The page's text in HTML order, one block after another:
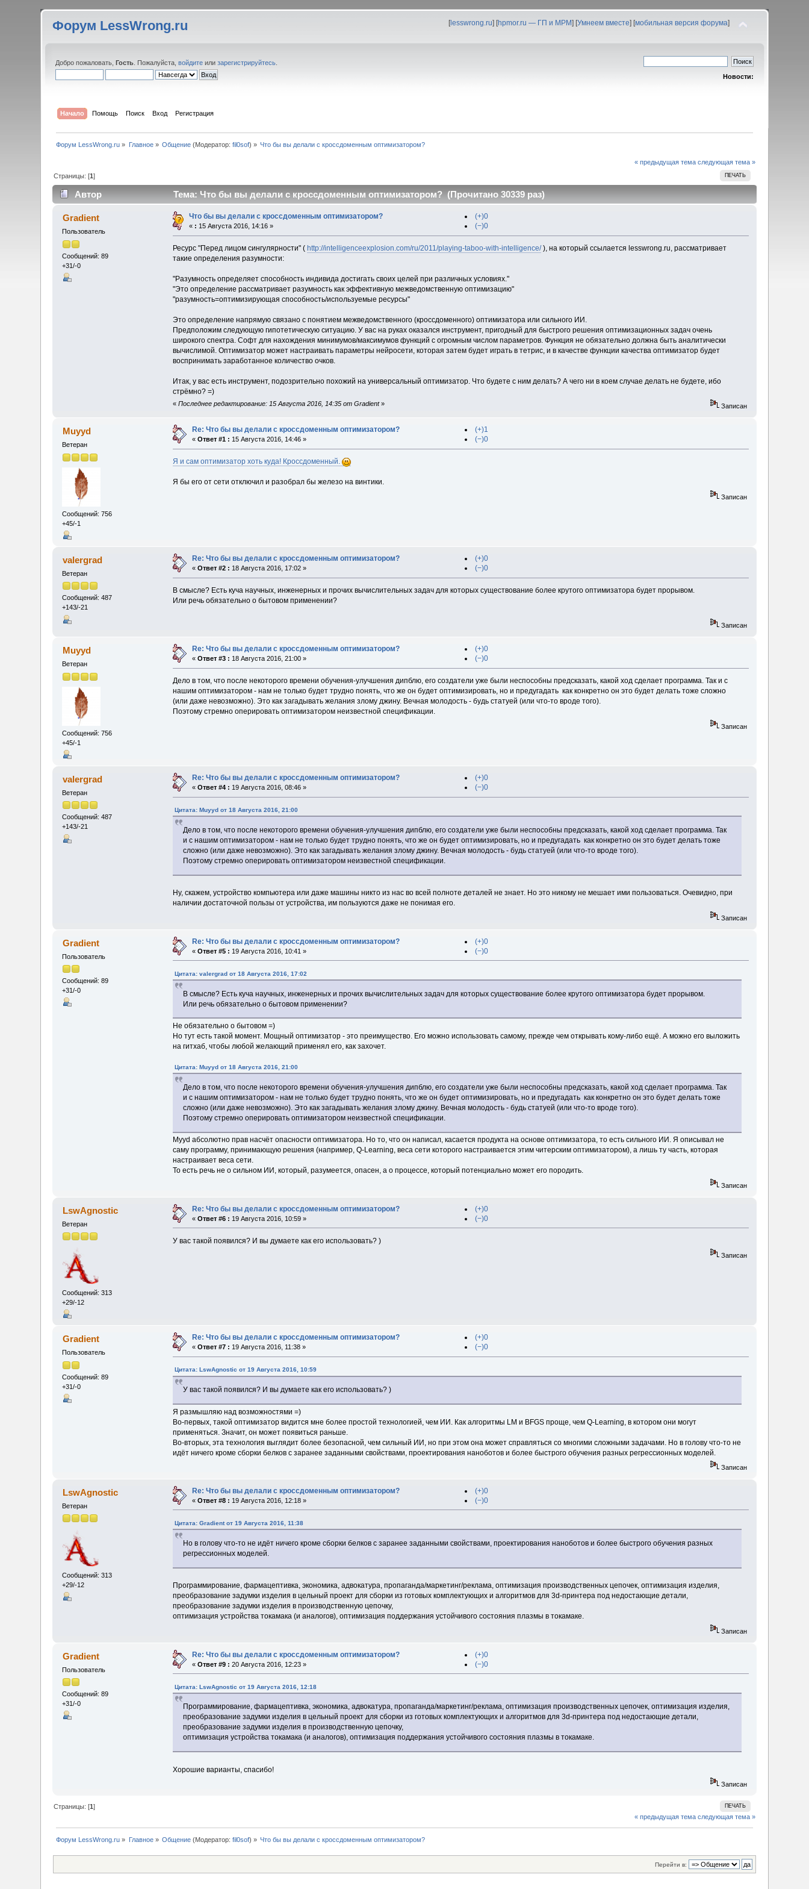
Форум LessWrong.ru [lesswrong.ru] [hpmor.ru — ГП и МРМ] [Умнеем вместе] [мобильная версия форума]
Добро пожаловать,Гость . Пожалуйста,войдите илизарегистрируйтесь
Новости:
Начало Помощь Поиск Вход Регистрация
Форум LessWrong.ru » Главное» Общение (Модератор:fil0sof) » Что бы вы делали с кроссдоменным оптимизатором?
« предыдущая тема следующая тема »
ПЕЧАТЬ
Страницы: [1]
Автор Тема: Что бы вы делали с кроссдоменным оптимизатором? (Прочитано 30339 раз)
Gradient
Пользователь
Сообщений: 89
+31/-0
Что бы вы делали с кроссдоменным оптимизатором?
« : 15 Августа 2016, 14:16 »
(+)0
(−)0
Ресурс "Перед лицом сингулярности" ( http://intelligenceexplosion.com/ru/2011/playing-taboo-with-intelligence/), на который ссылается lesswrong.ru, рассматривает
такие определения разумности:
"Разумность определяет способность индивида достигать своих целей при различных условиях."
"Это определение рассматривает разумность как эффективную межведомственную оптимизацию"
"разумность=оптимизирующая способность/используемые ресурсы"
Это определение напрямую связано с понятием межведомственного (кроссдоменного) оптимизатора или сильного ИИ.
Предположим следующую гипотетическую ситуацию. У вас на руках оказался инструмент, пригодный для быстрого решения оптимизационных задач очень
широкого спектра. Софт для нахождения минимумов/максимумов функций с огромным числом параметров. Функция не обязательно должна быть аналитически
вычислимой. Оптимизатор может настраивать параметры нейросети, которая затем будет играть в тетрис, и в качестве функции качества оптимизатор будет
воспринимать заработанное количество очков.
Итак, у вас есть инструмент, подозрительно похожий на универсальный оптимизатор. Что будете с ним делать? А чего ни в коем случае делать не будете, ибо
стрёмно? =)
« Последнее редактирование: 15 Августа 2016, 14:35 от Gradient» Записан
Muyyd
Ветеран
Сообщений: 756
+45/-1
Re: Что бы вы делали с кроссдоменным оптимизатором?
«Ответ #1 : 15 Августа 2016, 14:46 »
(+)1
(−)0
Я и сам оптимизатор хоть куда! Кроссдоменный.
Я бы его от сети отключил и разобрал бы железо на винтики.
Записан
valergrad
Ветеран
Сообщений: 487
+143/-21
Re: Что бы вы делали с кроссдоменным оптимизатором?
«Ответ #2 : 18 Августа 2016, 17:02 »
(+)0
(−)0
В смысле? Есть куча научных, инженерных и прочих вычислительных задач для которых существование более крутого оптимизатора будет прорывом.
Или речь обязательно о бытовом применении?
Записан
Muyyd
Ветеран
Сообщений: 756
+45/-1
Re: Что бы вы делали с кроссдоменным оптимизатором?
«Ответ #3 : 18 Августа 2016, 21:00 »
(+)0
(−)0
Дело в том, что после некоторого времени обучения-улучшения дипблю, его создатели уже были неспособны предсказать, какой ход сделает программа. Так и с
нашим оптимизатором - нам не только будет трудно понять, что же он будет оптимизировать, но и предугадать как конкретно он это будет делать тоже сложно
(или даже невозможно). Это как загадывать желания злому джину. Вечная молодость - будь статуей (или что-то вроде того).
Поэтому стремно оперировать оптимизатором неизвестной спецификации.
Записан
valergrad
Ветеран
Сообщений: 487
+143/-21
Re: Что бы вы делали с кроссдоменным оптимизатором?
«Ответ #4 : 19 Августа 2016, 08:46 »
(+)0
(−)0
Цитата: Muyyd от 18 Августа 2016, 21:00
Дело в том, что после некоторого времени обучения-улучшения дипблю, его создатели уже были неспособны предсказать, какой ход сделает программа. Так
и с нашим оптимизатором - нам не только будет трудно понять, что же он будет оптимизировать, но и предугадать как конкретно он это будет делать тоже
сложно (или даже невозможно). Это как загадывать желания злому джину. Вечная молодость - будь статуей (или что-то вроде того).
Поэтому стремно оперировать оптимизатором неизвестной спецификации.
Ну, скажем, устройство компьютера или даже машины никто из нас во всей полноте деталей не знает. Но это никому не мешает ими пользоваться. Очевидно, при
наличии достаточной пользы от устройства, им пользуются даже не понимая его.
Записан
Gradient
Пользователь
Сообщений: 89
+31/-0
Re: Что бы вы делали с кроссдоменным оптимизатором?
«Ответ #5 : 19 Августа 2016, 10:41 »
(+)0
(−)0
Цитата: valergrad от 18 Августа 2016, 17:02
В смысле? Есть куча научных, инженерных и прочих вычислительных задач для которых существование более крутого оптимизатора будет прорывом.
Или речь обязательно о бытовом применении?
Не обязательно о бытовом =)
Но тут есть такой момент. Мощный оптимизатор - это преимущество. Его можно использовать самому, прежде чем открывать кому-либо ещё. А можно его выложить
на гитхаб, чтобы любой желающий применял его, как захочет.
Цитата: Muyyd от 18 Августа 2016, 21:00
Дело в том, что после некоторого времени обучения-улучшения дипблю, его создатели уже были неспособны предсказать, какой ход сделает программа. Так
и с нашим оптимизатором - нам не только будет трудно понять, что же он будет оптимизировать, но и предугадать как конкретно он это будет делать тоже
сложно (или даже невозможно). Это как загадывать желания злому джину. Вечная молодость - будь статуей (или что-то вроде того).
Поэтому стремно оперировать оптимизатором неизвестной спецификации.
Myyd абсолютно прав насчёт опасности оптимизатора. Но то, что он написал, касается продукта на основе оптимизатора, то есть сильного ИИ. Я описывал не
саму программу, принимающую решения (например, Q-Learning, веса сети которого настраивается этим читерским оптимизатором), а лишь ту часть, которая
настраивает веса сети.
То есть речь не о сильном ИИ, который, разумеется, опасен, а о процессе, который потенциально может его породить.
Записан
LswAgnostic
Ветеран
Сообщений: 313
+29/-12
Re: Что бы вы делали с кроссдоменным оптимизатором?
«Ответ #6 : 19 Августа 2016, 10:59 »
(+)0
(−)0
У вас такой появился? И вы думаете как его использовать? )
Записан
Gradient
Пользователь
Сообщений: 89
+31/-0
Re: Что бы вы делали с кроссдоменным оптимизатором?
«Ответ #7 : 19 Августа 2016, 11:38 »
(+)0
(−)0
Цитата: LswAgnostic от 19 Августа 2016, 10:59
У вас такой появился? И вы думаете как его использовать? )
Я размышляю над возможностями =)
Во-первых, такой оптимизатор видится мне более простой технологией, чем ИИ. Как алгоритмы LM и BFGS проще, чем Q-Learning, в котором они могут
применяться. Значит, он может появиться раньше.
Во-вторых, эта технология выглядит более безопасной, чем сильный ИИ, но при этом она может справляться со многими сложными задачами. Но в голову что-то не
идёт ничего кроме сборки белков с заранее заданными свойствами, проектирования наноботов и более быстрого обучения разных регрессионных моделей.
Записан
LswAgnostic
Ветеран
Сообщений: 313
+29/-12
Re: Что бы вы делали с кроссдоменным оптимизатором?
«Ответ #8 : 19 Августа 2016, 12:18 »
(+)0
(−)0
Цитата: Gradient от 19 Августа 2016, 11:38
Но в голову что-то не идёт ничего кроме сборки белков с заранее заданными свойствами, проектирования наноботов и более быстрого обучения разных
регрессионных моделей.
Программирование, фармацептивка, экономика, адвокатура, пропаганда/маркетинг/реклама, оптимизация производственных цепочек, оптимизация изделия,
преобразование задумки изделия в цельный проект для сборки из готовых комплектующих и алгоритмов для 3d-принтера под недостающие детали,
преобразование задумки изделия в производственную цепочку,
оптимизация устройства токамака (и аналогов), оптимизация поддержания устойчивого состояния плазмы в токамаке.
Записан
Gradient
Пользователь
Сообщений: 89
+31/-0
Re: Что бы вы делали с кроссдоменным оптимизатором?
«Ответ #9 : 20 Августа 2016, 12:23 »
(+)0
(−)0
Цитата: LswAgnostic от 19 Августа 2016, 12:18
Программирование, фармацептивка, экономика, адвокатура, пропаганда/маркетинг/реклама, оптимизация производственных цепочек, оптимизация изделия,
преобразование задумки изделия в цельный проект для сборки из готовых комплектующих и алгоритмов для 3d-принтера под недостающие детали,
преобразование задумки изделия в производственную цепочку,
оптимизация устройства токамака (и аналогов), оптимизация поддержания устойчивого состояния плазмы в токамаке.
Хорошие варианты, спасибо!
Записан
ПЕЧАТЬ
Страницы: [1]
« предыдущая тема следующая тема »
Форум LessWrong.ru » Главное» Общение (Модератор:fil0sof) » Что бы вы делали с кроссдоменным оптимизатором?
Перейти в: